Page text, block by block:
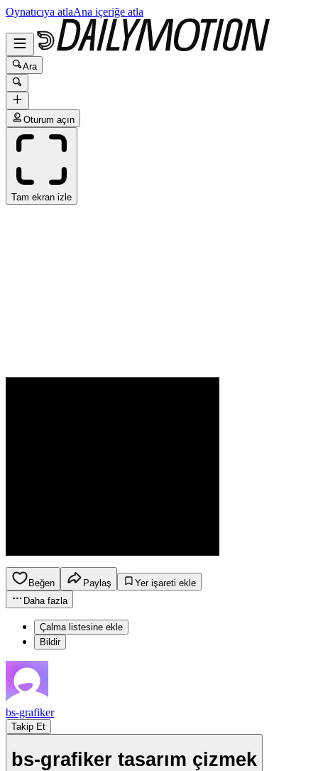
Oynatıcıya atlaAna içeriğe atla
Ara
Oturum açın
Tam ekran izle
Beğen Paylaş
Yer işareti ekle
Daha fazla
Çalma listesine ekle
Bildir
bs-grafiker
Takip Et
bs-grafiker tasarım çizmek